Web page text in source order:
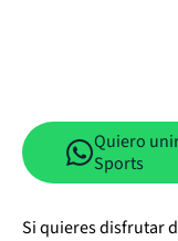
Quiero
Sports
Si quieres disfrutar